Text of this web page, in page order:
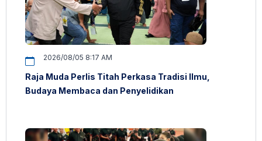
2026/08/05 8:17 AM
Raja Muda Perlis Titah Perkasa Tradisi Ilmu,
Budaya Membaca dan Penyelidikan